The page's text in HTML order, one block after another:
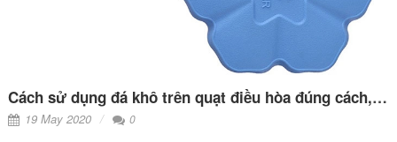
Cách sử dụng đá khô trên quạt điều hòa đúng cách, hiệu quả
19 May 2020 0